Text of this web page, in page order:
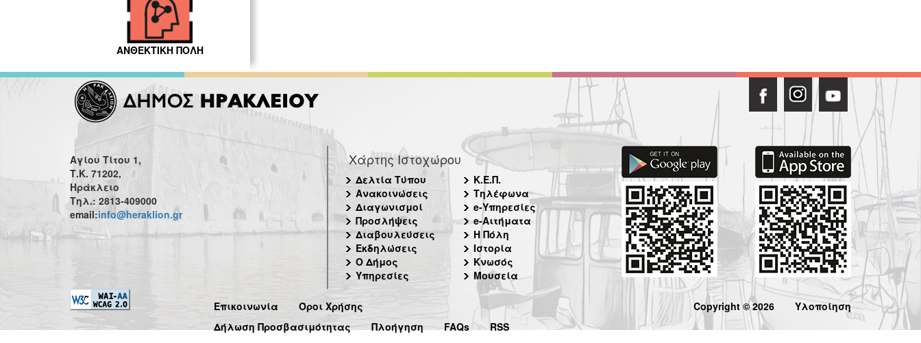
ΑΝΘΕΚΤΙΚΗ ΠΟΛΗ
Αγίου Τίτου 1,
Τ.Κ. 71202,
Ηράκλειο
Τηλ.: 2813-409000
email:info@heraklion.gr
Χάρτης Ιστοχώρου
Δελτία Τύπου
Ανακοινώσεις
Διαγωνισμοί
Προσλήψεις
Διαβουλεύσεις
Εκδηλώσεις
Ο Δήμος
Υπηρεσίες
Κ.Ε.Π.
Τηλέφωνα
e-Υπηρεσίες
e-Αιτήματα
Η Πόλη
Ιστορία
Κνωσός
Μουσεία
Επικοινωνία
Όροι Χρήσης
Δήλωση Προσβασιμότητας
Πλοήγηση FAQs RSS
Copyright © 2026 Υλοποίηση